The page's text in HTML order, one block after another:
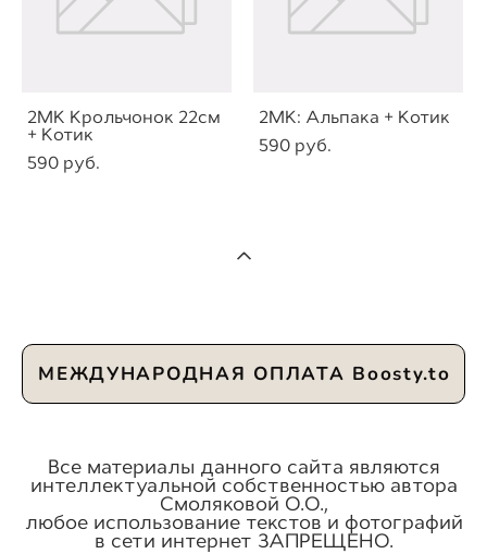
2МК Крольчонок 22см
+ Котик
590 pуб.
2МК: Альпака + Котик
590 pуб.
МЕЖДУНАРОДНАЯ ОПЛАТА Boosty.to
Все материалы данного сайта являются
интеллектуальной собственностью автора
Смоляковой О.О.,
любое использование текстов и фотографий
в сети интернет ЗАПРЕЩЕНО.